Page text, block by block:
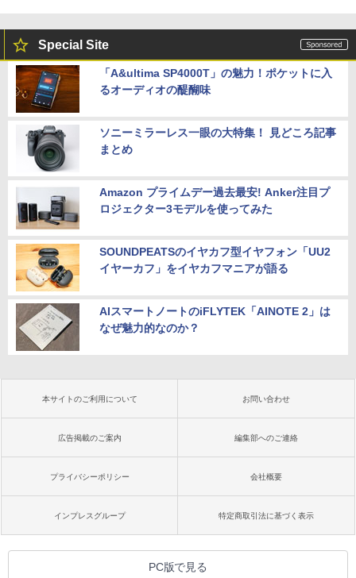
Special Site
「A&ultima SP4000T」の魅力！ポケットに入
るオーディオの醍醐味
ソニーミラーレス一眼の大特集！ 見どころ記事
まとめ
Amazon プライムデー過去最安! Anker注目プ
ロジェクター3モデルを使ってみた
SOUNDPEATSのイヤカフ型イヤフォン「UU2
イヤーカフ」をイヤカフマニアが語る
AIスマートノートのiFLYTEK「AINOTE 2」は
なぜ魅力的なのか？
本サイトのご利用について お問い合わせ
広告掲載のご案内 編集部へのご連絡
プライバシーポリシー 会社概要
インプレスグループ 特定商取引法に基づく表示
PC版で見る